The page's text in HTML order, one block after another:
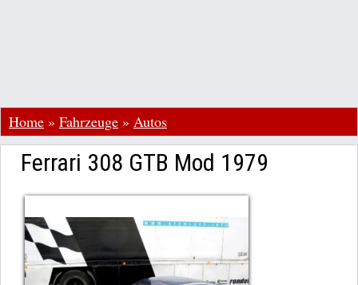
Home » Fahrzeuge » Autos
Ferrari 308 GTB Mod 1979